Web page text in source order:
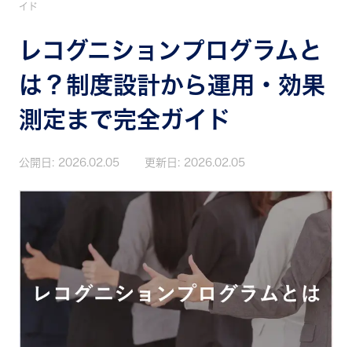
イド
レコグニションプログラムと
は？制度設計から運用・効果
測定まで完全ガイド
公開日: 2026.02.05 更新日: 2026.02.05